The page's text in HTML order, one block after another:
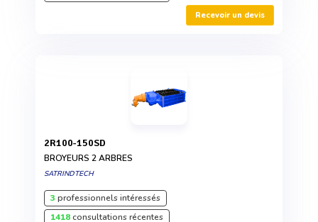
Recevoir un devis
2R100-150SD
BROYEURS 2 ARBRES
SATRINDTECH
3 professionnels intéressés
1418consultations récentes